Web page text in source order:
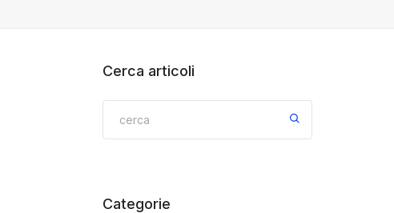
Cerca articoli
Categorie